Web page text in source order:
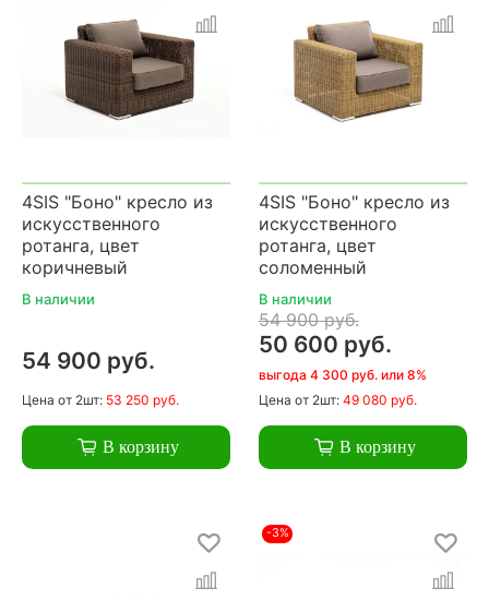
4SIS "Боно" кресло из
искусственного
ротанга, цвет
коричневый
В наличии
54 900 руб.
Цена от 2шт: 53 250 руб.
В корзину
4SIS "Боно" кресло из
искусственного
ротанга, цвет
соломенный
В наличии
54 900 руб.
50 600 руб.
выгода 4 300 руб. или 8%
Цена от 2шт: 49 080 руб.
В корзину
-3%